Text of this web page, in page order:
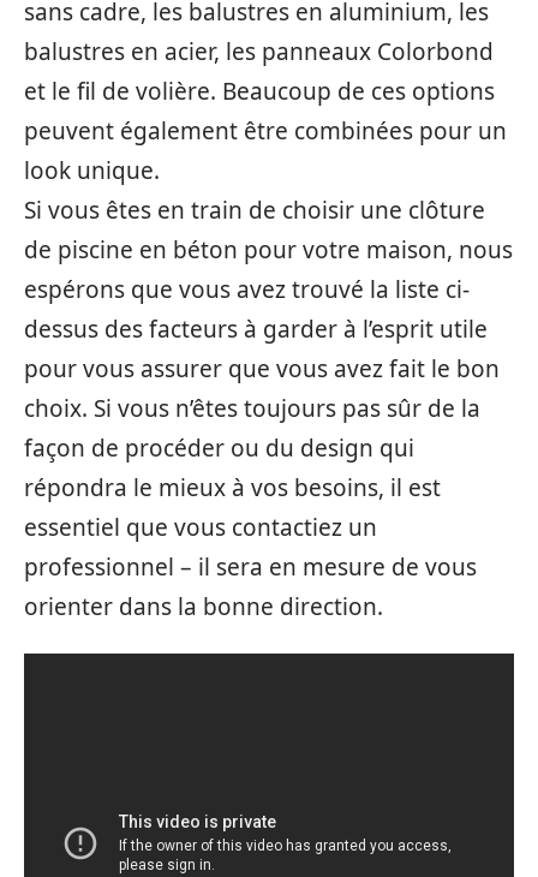
sans cadre, les balustres en aluminium, les
balustres en acier, les panneaux Colorbond
et le fil de volière. Beaucoup de ces options
peuvent également être combinées pour un
look unique.
Si vous êtes en train de choisir une clôture
de piscine en béton pour votre maison, nous
espérons que vous avez trouvé la liste ci-
dessus des facteurs à garder à l’esprit utile
pour vous assurer que vous avez fait le bon
choix. Si vous n’êtes toujours pas sûr de la
façon de procéder ou du design qui
répondra le mieux à vos besoins, il est
essentiel que vous contactiez un
professionnel – il sera en mesure de vous
orienter dans la bonne direction.